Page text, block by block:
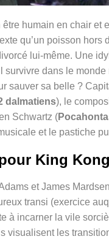
humain en chair et
qu’un poisson hors
lui-même. Une
dans le monde
sauver sa belle ?
dalmatiens), le
Schwartz (
et le pastiche
King Kong
et James
transi (exercice
à incarner la vile
visualisent les